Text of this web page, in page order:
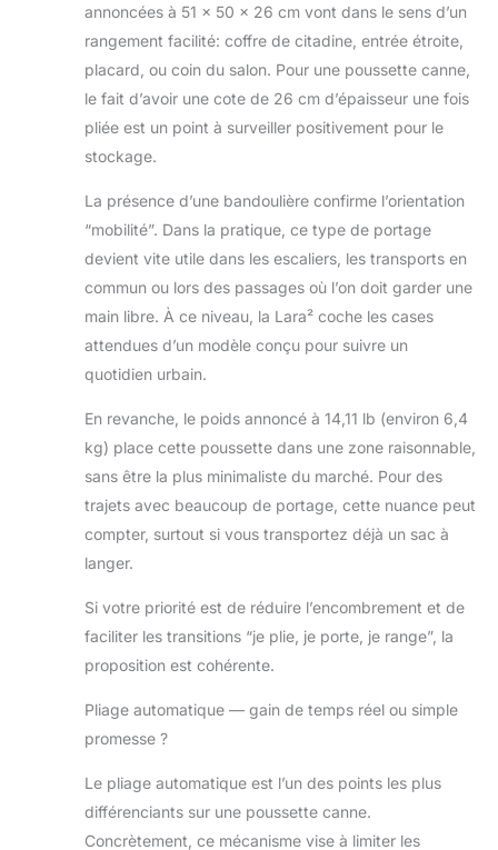
compact de 51 x 50
x 26 cm (HxlxP) et
seulement 6,4 kg,
cette poussette est
facile à ranger dans
AUTOMATIQUE : le
pliage éclair d'une
seule main vous
permet de plier
Lara² en poussant
le guidon, ce qui
déclenche le pliage
la ranger
rapidement ! STYLE
PREMIUM : Lara²
bénéficie de tissus
respirants qui
garantissent
fraîcheur et confort
offrant à votre tout-
petit le meilleur
confort possible
voyagez par temps
CONFORTABLE :
notre poussette
annoncées à 51 x 50 x 26 cm vont dans le sens d’un
rangement facilité: coffre de citadine, entrée étroite,
placard, ou coin du salon. Pour une poussette canne,
le fait d’avoir une cote de 26 cm d’épaisseur une fois
pliée est un point à surveiller positivement pour le
stockage.
La présence d’une bandoulière confirme l’orientation
“mobilité”. Dans la pratique, ce type de portage
devient vite utile dans les escaliers, les transports en
commun ou lors des passages où l’on doit garder une
main libre. À ce niveau, la Lara² coche les cases
attendues d’un modèle conçu pour suivre un
quotidien urbain.
En revanche, le poids annoncé à 14,11 lb (environ 6,4
kg) place cette poussette dans une zone raisonnable,
sans être la plus minimaliste du marché. Pour des
trajets avec beaucoup de portage, cette nuance peut
compter, surtout si vous transportez déjà un sac à
langer.
Si votre priorité est de réduire l’encombrement et de
faciliter les transitions “je plie, je porte, je range”, la
proposition est cohérente.
Pliage automatique — gain de temps réel ou simple
promesse ?
Le pliage automatique est l’un des points les plus
différenciants sur une poussette canne.
Concrètement, ce mécanisme vise à limiter les